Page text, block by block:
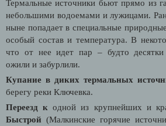
Термальные источники бьют прямо из
небольшими водоемами и лужицами.
ныне попадает в специальные
особый состав и температура. В
что от нее идет пар – будто десятки
ожили и забурлили.
Купание в диких термальных
берегу реки Ключевка.
Переезд к одной из крупнейших и
Быстрой (Малкинские горячие